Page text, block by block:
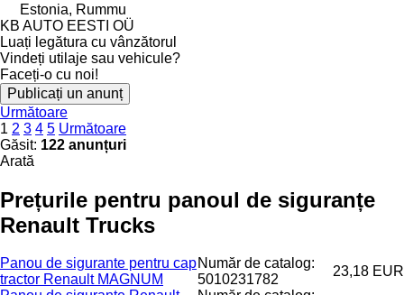
Estonia, Rummu
KB AUTO EESTI OÜ
Luați legătura cu vânzătorul
Vindeți utilaje sau vehicule?
Faceți-o cu noi!
Publicați un anunț
Următoare
1 2 3 4 5 Următoare
Găsit: 122 anunțuri
Arată
Prețurile pentru panoul de siguranțe
Renault Trucks
Panou de sigurante pentru cap
tractor Renault MAGNUM
Număr de catalog:
5010231782
23,18 EUR